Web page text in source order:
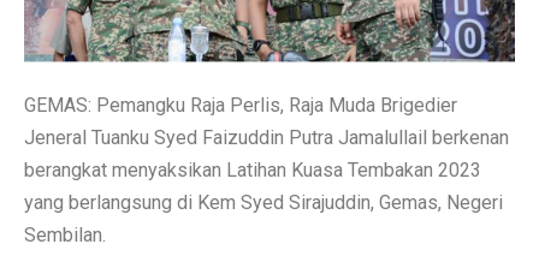
GEMAS: Pemangku Raja Perlis, Raja Muda Brigedier
Jeneral Tuanku Syed Faizuddin Putra Jamalullail berkenan
berangkat menyaksikan Latihan Kuasa Tembakan 2023
yang berlangsung di Kem Syed Sirajuddin, Gemas, Negeri
Sembilan.